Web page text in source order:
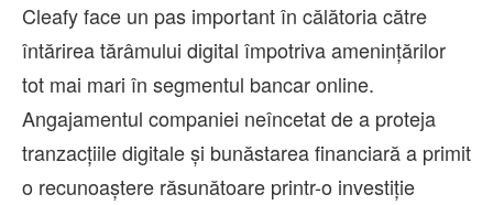
Cleafy face un pas important în călătoria către
întărirea tărâmului digital împotriva amenințărilor
tot mai mari în segmentul bancar online.
Angajamentul companiei neîncetat de a proteja
tranzacțiile digitale și bunăstarea financiară a primit
o recunoaștere răsunătoare printr-o investiție